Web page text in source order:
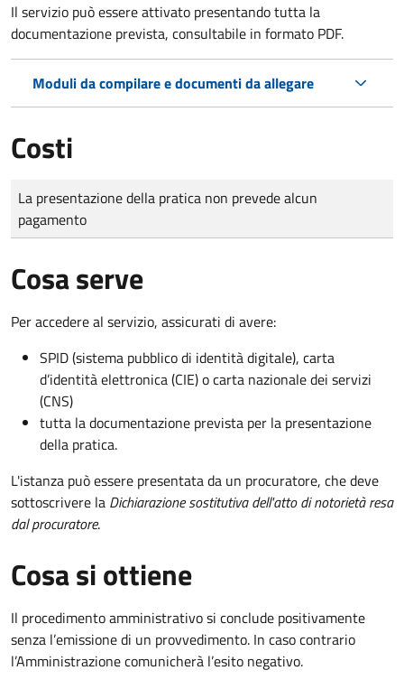
Il servizio può essere attivato presentando tutta la
documentazione prevista, consultabile in formato PDF.
Moduli da compilare e documenti da allegare
Costi
Tipo di pagamento
Importo
La presentazione della pratica non prevede alcun
pagamento
Cosa serve
Per accedere al servizio, assicurati di avere:
SPID (sistema pubblico di identità digitale), carta
d’identità elettronica (CIE) o carta nazionale dei servizi
(CNS)
tutta la documentazione prevista per la presentazione
della pratica.
L'istanza può essere presentata da un procuratore, che deve
sottoscrivere la Dichiarazione sostitutiva dell'atto di notorietà resa
dal procuratore.
Cosa si ottiene
Il procedimento amministrativo si conclude positivamente
senza l’emissione di un provvedimento. In caso contrario
l’Amministrazione comunicherà l’esito negativo.